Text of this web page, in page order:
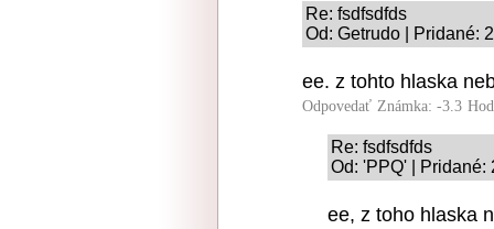
Re: fsdfsdfds
Od: Getrudo | Pridané:
ee. z tohto hlaska
Odpovedať Známka: -3.3
Re: fsdfsdfds
Od: 'PPQ' | Pridané:
ee, z toho hlaska